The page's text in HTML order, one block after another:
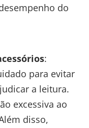
do
:
para evitar
a leitura.
excessiva ao
disso,